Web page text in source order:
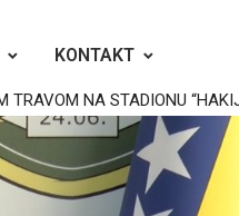
KONTAKT
TRAVOM NA STADIONU